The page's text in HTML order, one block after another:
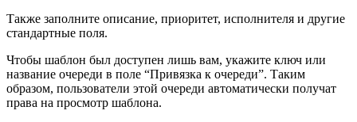
Также заполните описание, приоритет, исполнителя и другие
стандартные поля.
Чтобы шаблон был доступен лишь вам, укажите ключ или
название очереди в поле “Привязка к очереди”. Таким
образом, пользователи этой очереди автоматически получат
права на просмотр шаблона.